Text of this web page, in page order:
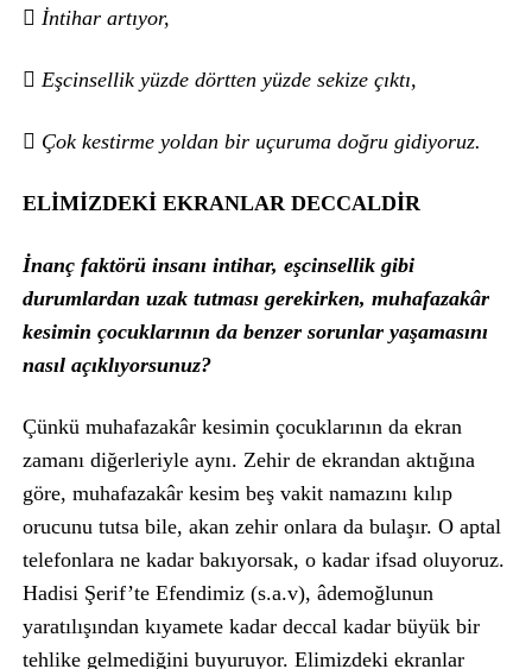
 İntihar artıyor,
 Eşcinsellik yüzde dörtten yüzde sekize çıktı,
 Çok kestirme yoldan bir uçuruma doğru gidiyoruz.
ELİMİZDEKİ EKRANLAR DECCALDİR
İnanç faktörü insanı intihar, eşcinsellik gibi
durumlardan uzak tutması gerekirken, muhafazakâr
kesimin çocuklarının da benzer sorunlar yaşamasını
nasıl açıklıyorsunuz?
Çünkü muhafazakâr kesimin çocuklarının da ekran
zamanı diğerleriyle aynı. Zehir de ekrandan aktığına
göre, muhafazakâr kesim beş vakit namazını kılıp
orucunu tutsa bile, akan zehir onlara da bulaşır. O aptal
telefonlara ne kadar bakıyorsak, o kadar ifsad oluyoruz.
Hadisi Şerif’te Efendimiz (s.a.v), âdemoğlunun
yaratılışından kıyamete kadar deccal kadar büyük bir
tehlike gelmediğini buyuruyor. Elimizdeki ekranlar